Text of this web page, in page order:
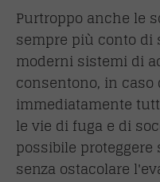
Purtroppo anche le
sempre più conto di
moderni sistemi di
consentono, in caso
immediatamente
le vie di fuga e di
possibile
senza ostacolare